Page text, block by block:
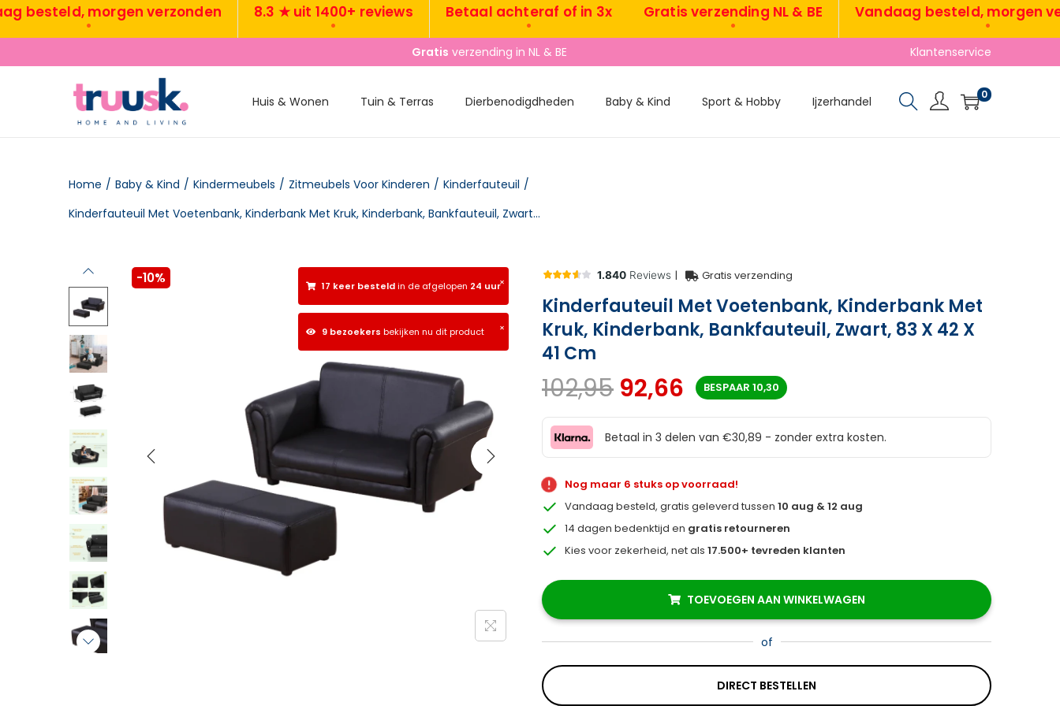
morgen verzonden 8.3 ★ uit 1400+ reviews Betaal achteraf of in 3x Gratis verzending NL & BE Vandaag besteld, morgen
Gratis verzending in NL & BE Klantenservice
Huis & Wonen Tuin & Terras Dierbenodigdheden Baby & Kind Sport & Hobby Ijzerhandel 0
Home / Baby & Kind / Kindermeubels / Zitmeubels Voor Kinderen / Kinderfauteuil /
Kinderfauteuil Met Voetenbank, Kinderbank Met Kruk, Kinderbank, Bankfauteuil, Zwart, 83 X 42 X 41 Cm
×
17 keer besteldin de afgelopen 24 uur
×
9 bezoekers bekijken nu dit product
-10% | Gratis verzending
Kinderfauteuil Met Voetenbank, Kinderbank Met
Kruk, Kinderbank, Bankfauteuil, Zwart, 83 X 42 X
41 Cm
102,95 92,66 BESPAAR 10,30
Betaal in 3 delen van €30,89 - zonder extra kosten.
Nog maar 6 stuks op voorraad!
Vandaag besteld, gratis geleverd tussen10 aug & 12 aug
14 dagen bedenktijd en gratis retourneren
Kies voor zekerheid, net als17.500+ tevreden klanten
TOEVOEGEN AAN WINKELWAGEN
of
DIRECT BESTELLEN